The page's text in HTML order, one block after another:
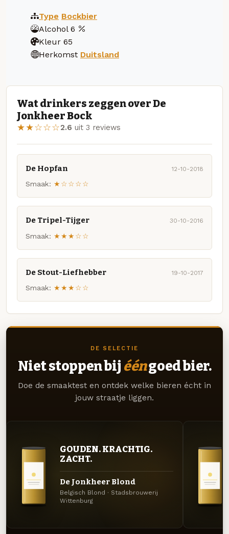
Type Bockbier
Alcohol 6
Kleur 65
Herkomst Duitsland
Wat drinkers zeggen over De
Jonkheer Bock
★★☆☆☆2.6 uit 3 reviews
De Hopfan 12-10-2018
Smaak: ★☆☆☆☆
De Tripel-Tijger 30-10-2016
Smaak: ★★★☆☆
De Stout-Liefhebber 19-10-2017
Smaak: ★★★☆☆
DE SELECTIE
Niet stoppen bij ééngoed bier.
Doe de smaaktest en ontdek welke bieren écht in
jouw straatje liggen.
GOUDEN. KRACHTIG.
ZACHT.
De Jonkheer Blond
Belgisch Blond · Stadsbrouwerij
Wittenburg